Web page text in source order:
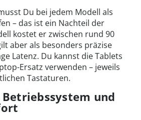
Du bei jedem Modell als
– das ist ein Nachteil der
kostet er zwischen rund 90
aber als besonders präzise
Latenz. Du kannst die Tablets
Ersatz verwenden – jeweils
Tastaturen.
und